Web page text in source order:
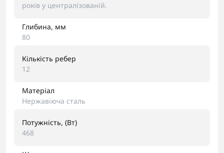
років у централізованій.
Глибина, мм
80
Кількість ребер
12
Матеріал
Нержавіюча сталь
Потужність, (Вт)
468